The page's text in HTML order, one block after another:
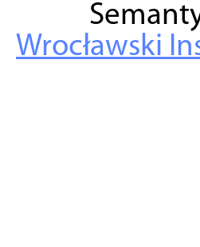
Wrocławski